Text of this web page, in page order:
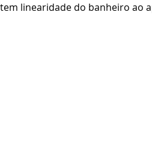
linearidade do banheiro ao